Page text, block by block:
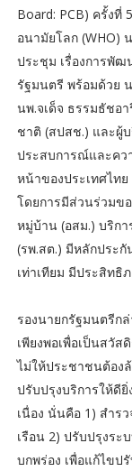
Board: PCB) ครั้ง
อนามัยโลก (WHO)
ประชุม เรื่องการพั
รัฐมนตรี พร้อมด้วย
นพ.จเด็จ ธรรมธัชอ
ชาติ (สปสช.) และผู้
ประสบการณ์และคว
หน้าของประเทศไท
โดยการมีส่วนร่วมข
หมู่บ้าน (อสม.) บริก
(รพ.สต.) มีหลักประ
เท่าเทียม มีประสิท
รองนายกรัฐมนตรีก
เพียงพอเพื่อเป็นสวั
ไม่ให้ประชาชนต้อง
ปรับปรุงบริการให้ดียิ่
เนื่อง นั่นคือ 1) สำร
เรือน 2) ปรับปรุงร
บกพร่อง เพื่อแก้ไขป